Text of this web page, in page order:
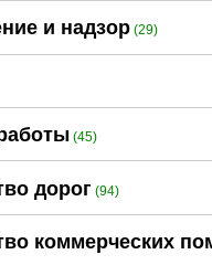
и надзор (29)
(45)
дорог (94)
коммерческих